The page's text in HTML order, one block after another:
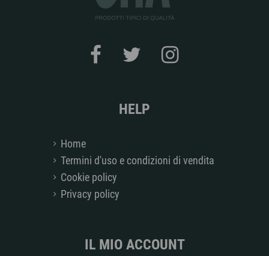
HELP
Home
Termini d'uso e condizioni di vendita
Cookie policy
Privacy policy
IL MIO ACCOUNT